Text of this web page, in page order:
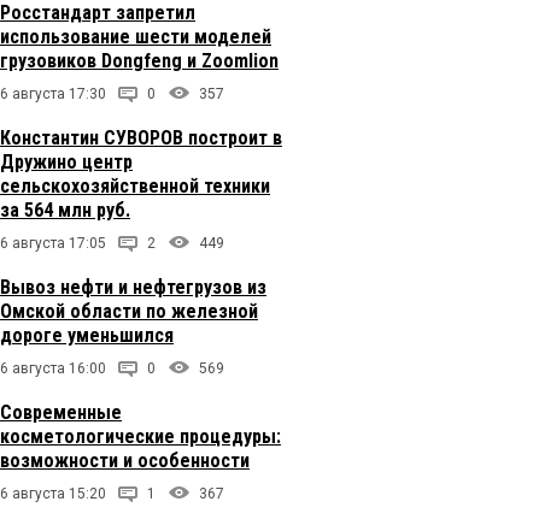
Росстандарт запретил
использование шести моделей
грузовиков Dongfeng и Zoomlion
6 августа 17:30 0 357
Константин СУВОРОВ построит в
Дружино центр
сельскохозяйственной техники
за 564 млн руб.
6 августа 17:05 2 449
Вывоз нефти и нефтегрузов из
Омской области по железной
дороге уменьшился
6 августа 16:00 0 569
Современные
косметологические процедуры:
возможности и особенности
6 августа 15:20 1 367